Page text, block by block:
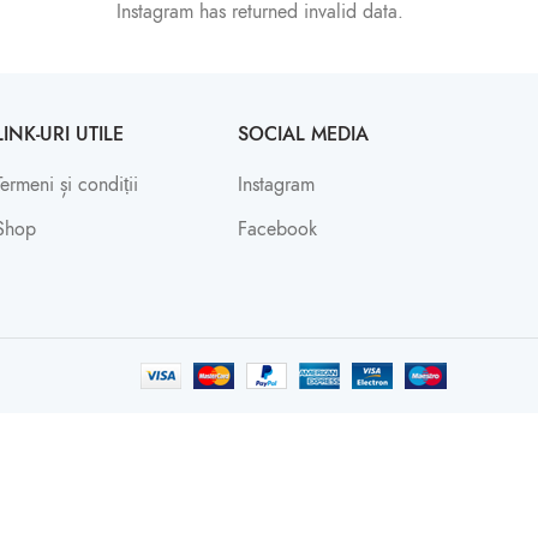
Instagram has returned invalid data.
URI UTILE
și condiții
SOCIAL MEDIA
Instagram
Facebook